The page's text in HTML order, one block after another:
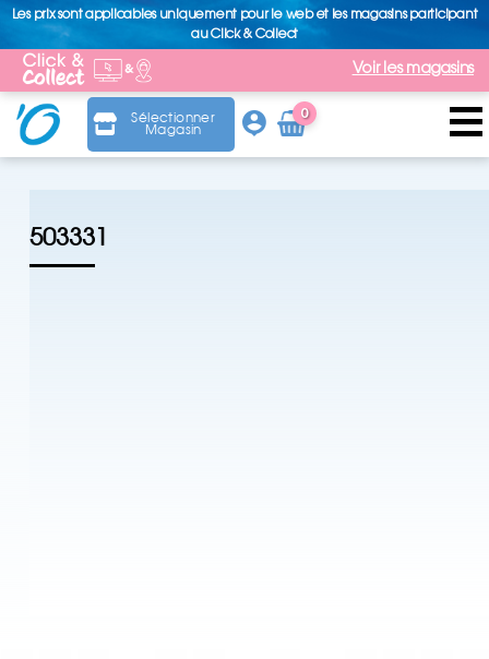
Les prix sont applicables uniquement pour le web et les magasins participant
au Click & Collect
Voir les magasins
Sélectionner
Magasin
0
Arti
cle
503331